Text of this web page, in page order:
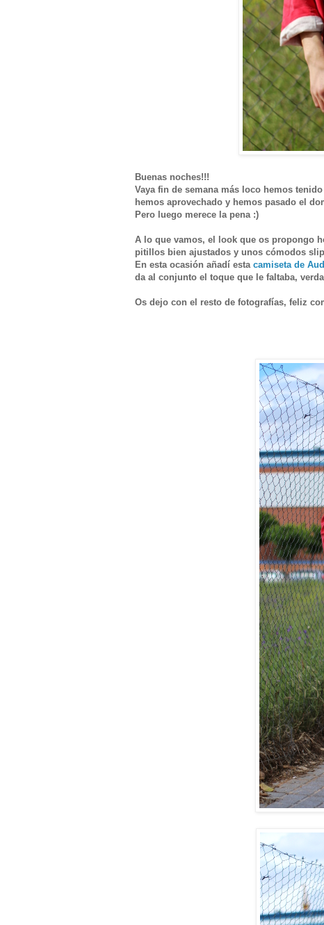
Buenas noches!!!
Vaya fin de semana más loco hemos
hemos aprovechado y hemos pasado el
Pero luego merece la pena :)
A lo que vamos, el look que os propongo
pitillos bien ajustados y unos cómodos
En esta ocasión añadí esta camiseta de
da al conjunto el toque que le faltaba,
Os dejo con el resto de fotografías, feliz